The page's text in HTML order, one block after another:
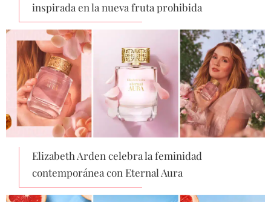
inspirada en la nueva fruta prohibida
Elizabeth Arden celebra la feminidad
contemporánea con Eternal Aura